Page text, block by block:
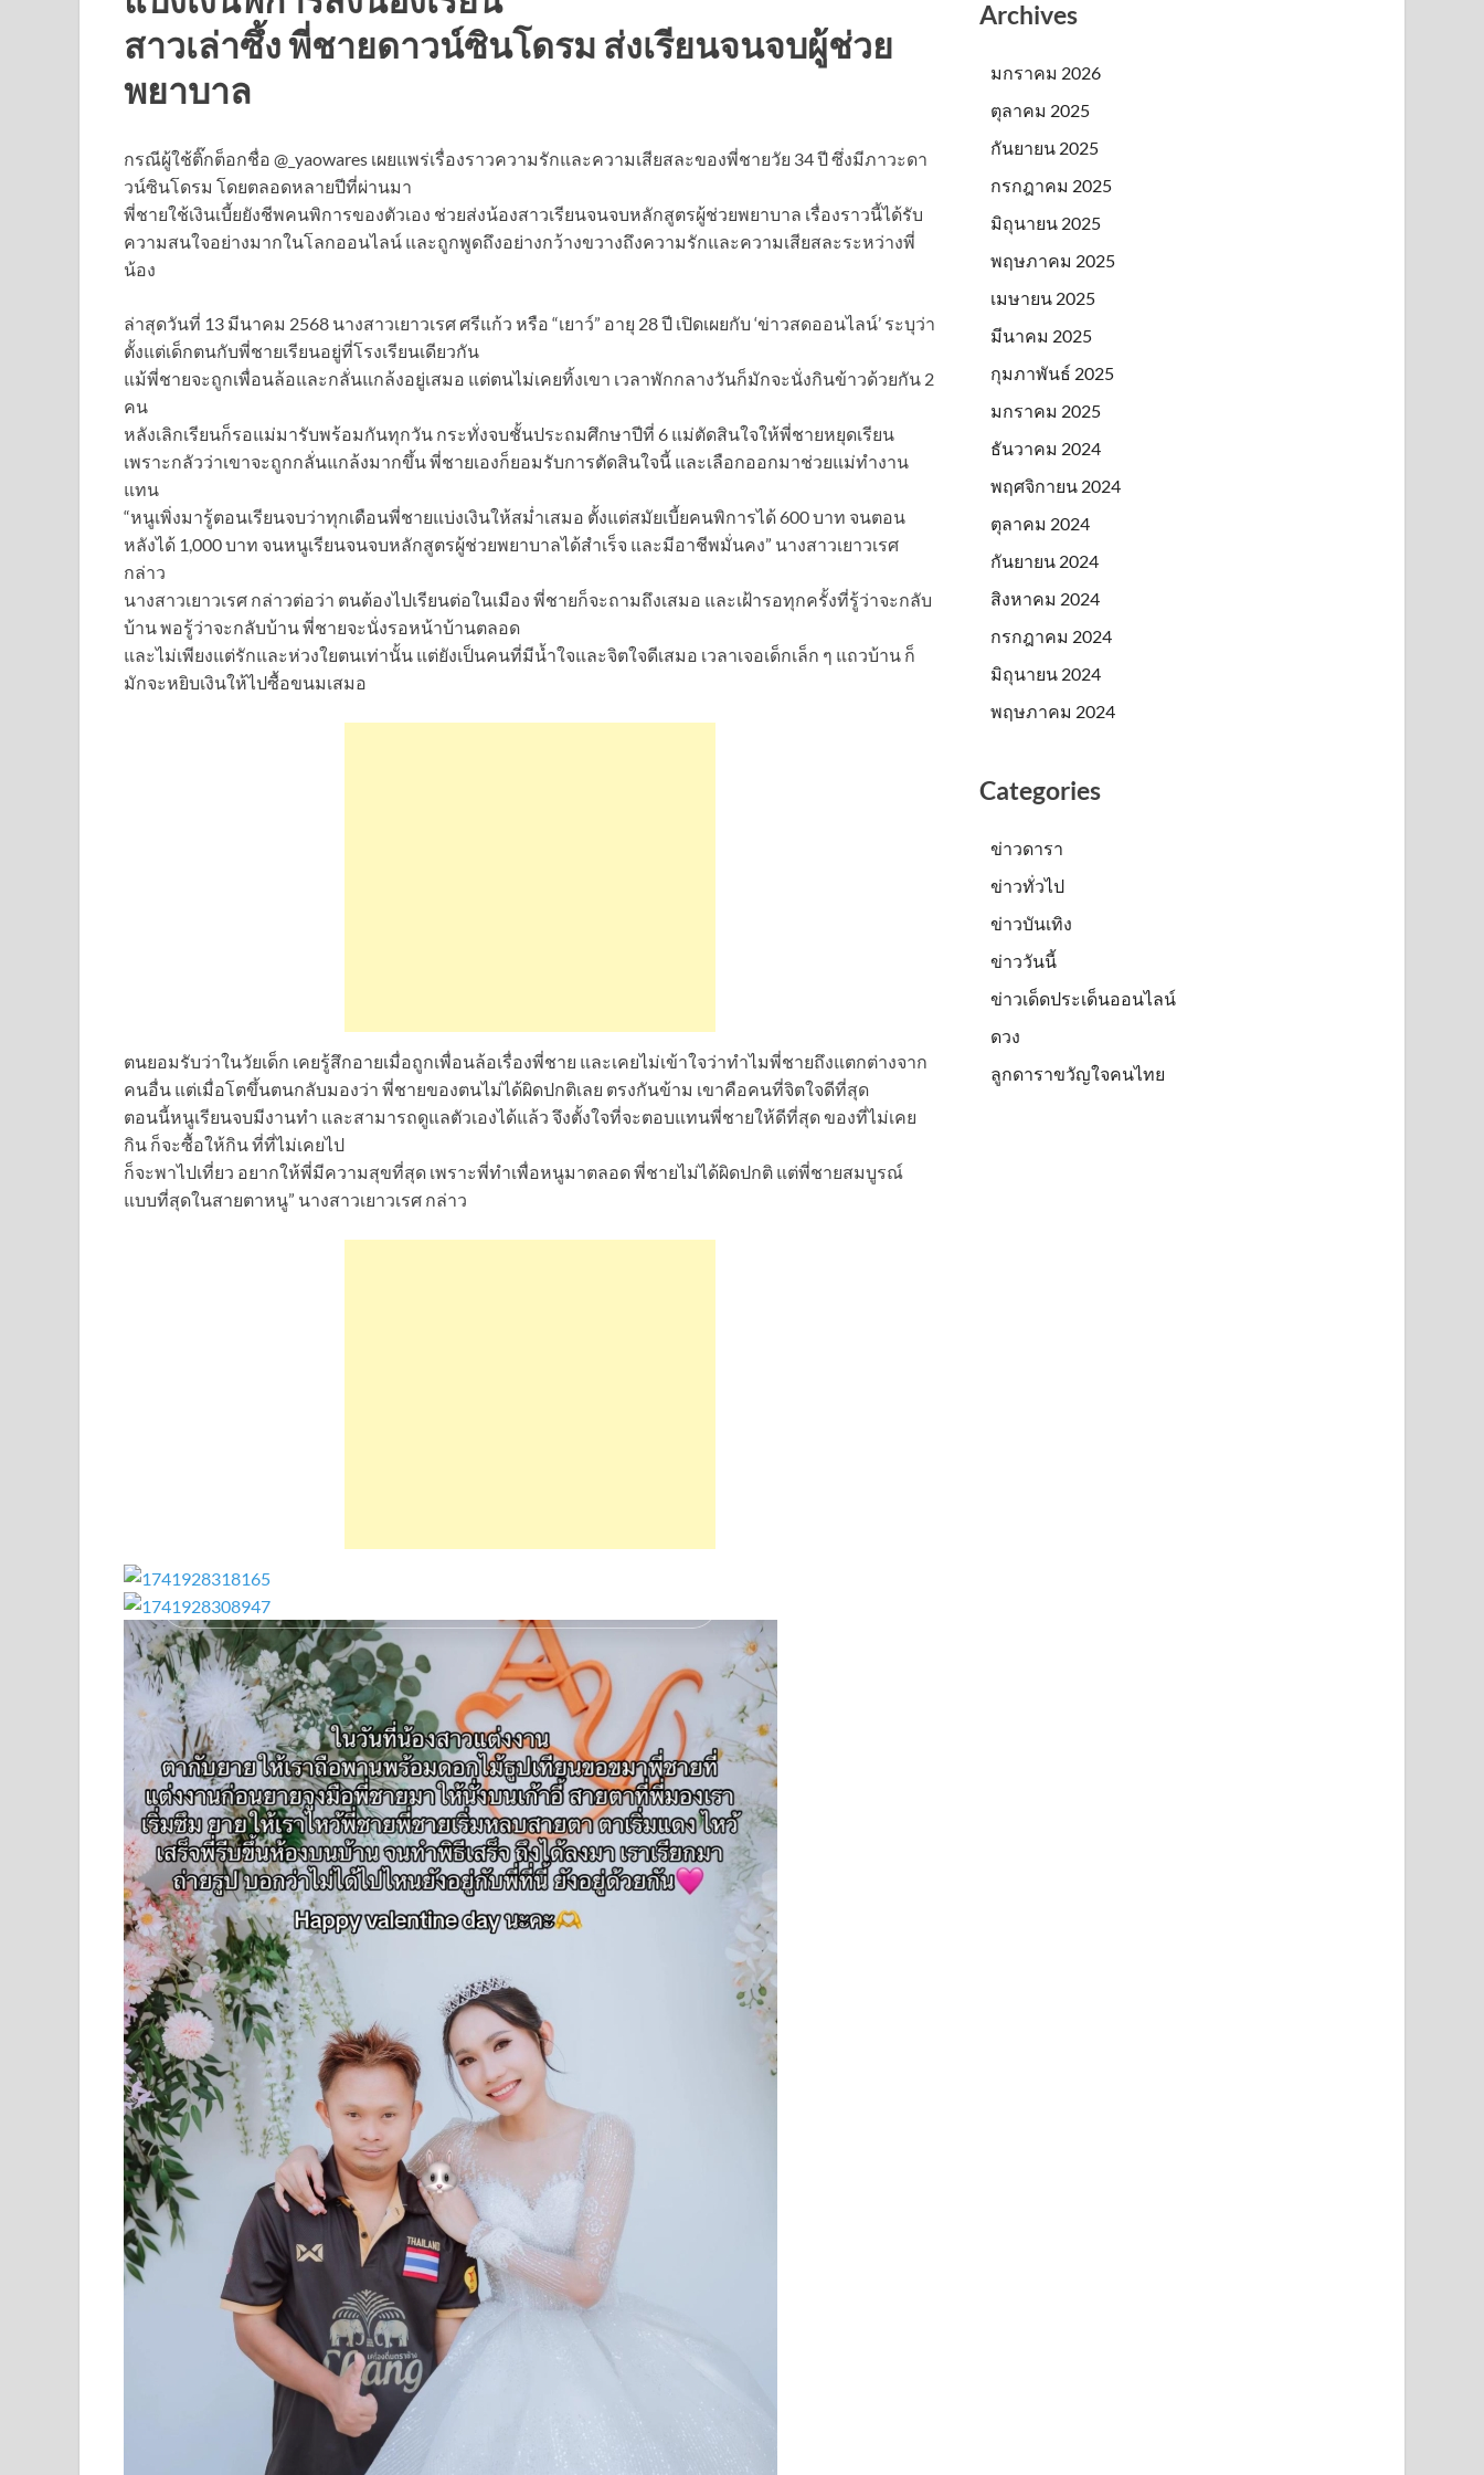
สาวเล่าซึ้ง พี่ชายดาวน์ซินโดรม ส่งเรียนจนจบผู้ช่วย
พยาบาล
กรณีผู้ใช้ติ๊กต็อกชื่อ @_yaowares เผยแพร่เรื่องราวความรักและความเสียสละของพี่ชายวัย 34 ปี ซึ่งมีภาวะดา
วน์ซินโดรม โดยตลอดหลายปีที่ผ่านมา
พี่ชายใช้เงินเบี้ยยังชีพคนพิการของตัวเอง ช่วยส่งน้องสาวเรียนจนจบหลักสูตรผู้ช่วยพยาบาล เรื่องราวนี้ได้รับ
ความสนใจอย่างมากในโลกออนไลน์ และถูกพูดถึงอย่างกว้างขวางถึงความรักและความเสียสละระหว่างพี่
น้อง
ล่าสุดวันที่ 13 มีนาคม 2568 นางสาวเยาวเรศ ศรีแก้ว หรือ “เยาว์” อายุ 28 ปี เปิดเผยกับ ‘ข่าวสดออนไลน์’ ระบุว่า
ตั้งแต่เด็กตนกับพี่ชายเรียนอยู่ที่โรงเรียนเดียวกัน
แม้พี่ชายจะถูกเพื่อนล้อและกลั่นแกล้งอยู่เสมอ แต่ตนไม่เคยทิ้งเขา เวลาพักกลางวันก็มักจะนั่งกินข้าวด้วยกัน 2
คน
หลังเลิกเรียนก็รอแม่มารับพร้อมกันทุกวัน กระทั่งจบชั้นประถมศึกษาปีที่ 6 แม่ตัดสินใจให้พี่ชายหยุดเรียน
เพราะกลัวว่าเขาจะถูกกลั่นแกล้งมากขึ้น พี่ชายเองก็ยอมรับการตัดสินใจนี้ และเลือกออกมาช่วยแม่ทำงาน
แทน
“หนูเพิ่งมารู้ตอนเรียนจบว่าทุกเดือนพี่ชายแบ่งเงินให้สม่ำเสมอ ตั้งแต่สมัยเบี้ยคนพิการได้ 600 บาท จนตอน
หลังได้ 1,000 บาท จนหนูเรียนจนจบหลักสูตรผู้ช่วยพยาบาลได้สำเร็จ และมีอาชีพมั่นคง” นางสาวเยาวเรศ
กล่าว
นางสาวเยาวเรศ กล่าวต่อว่า ตนต้องไปเรียนต่อในเมือง พี่ชายก็จะถามถึงเสมอ และเฝ้ารอทุกครั้งที่รู้ว่าจะกลับ
บ้าน พอรู้ว่าจะกลับบ้าน พี่ชายจะนั่งรอหน้าบ้านตลอด
และไม่เพียงแต่รักและห่วงใยตนเท่านั้น แต่ยังเป็นคนที่มีน้ำใจและจิตใจดีเสมอ เวลาเจอเด็กเล็ก ๆ แถวบ้าน ก็
มักจะหยิบเงินให้ไปซื้อขนมเสมอ
ตนยอมรับว่าในวัยเด็ก เคยรู้สึกอายเมื่อถูกเพื่อนล้อเรื่องพี่ชาย และเคยไม่เข้าใจว่าทำไมพี่ชายถึงแตกต่างจาก
คนอื่น แต่เมื่อโตขึ้นตนกลับมองว่า พี่ชายของตนไม่ได้ผิดปกติเลย ตรงกันข้าม เขาคือคนที่จิตใจดีที่สุด
ตอนนี้หนูเรียนจบมีงานทำ และสามารถดูแลตัวเองได้แล้ว จึงตั้งใจที่จะตอบแทนพี่ชายให้ดีที่สุด ของที่ไม่เคย
กิน ก็จะซื้อให้กิน ที่ที่ไม่เคยไป
ก็จะพาไปเที่ยว อยากให้พี่มีความสุขที่สุด เพราะพี่ทำเพื่อหนูมาตลอด พี่ชายไม่ได้ผิดปกติ แต่พี่ชายสมบูรณ์
แบบที่สุดในสายตาหนู” นางสาวเยาวเรศ กล่าว
Archives
มกราคม 2026
ตุลาคม 2025
กันยายน 2025
กรกฎาคม 2025
มิถุนายน 2025
พฤษภาคม 2025
เมษายน 2025
มีนาคม 2025
กุมภาพันธ์ 2025
มกราคม 2025
ธันวาคม 2024
พฤศจิกายน 2024
ตุลาคม 2024
กันยายน 2024
สิงหาคม 2024
กรกฎาคม 2024
มิถุนายน 2024
พฤษภาคม 2024
Categories
ข่าวดารา
ข่าวทั่วไป
ข่าวบันเทิง
ข่าววันนี้
ข่าวเด็ดประเด็นออนไลน์
ดวง
ลูกดาราขวัญใจคนไทย